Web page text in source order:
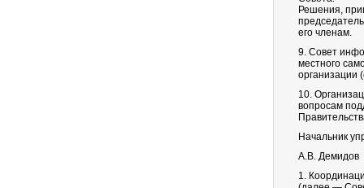
Решения,
его членам.
9. Совет
местного
организации
10.
вопросам
Начальник
А.В. Демидов
1.